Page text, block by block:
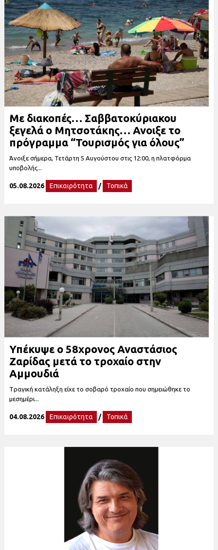
Με διακοπές… Σαββατοκύριακου
ξεγελά ο Μητσοτάκης… Ανοιξε το
πρόγραμμα “Τουρισμός για όλους”
Άνοιξε σήμερα, Τετάρτη 5 Αυγούστου στις 12:00, η πλατφόρμα
υποβολής...
05.08.2026 Επικαιρότητα / Τοπικά
Υπέκυψε ο 58χρονος Αναστάσιος
Ζαρίδας μετά το τροχαίο στην
Αμμουδιά
Tραγική κατάληξη είχε το σοβαρό τροχαίο που σημειώθηκε το
μεσημέρι...
04.08.2026 Επικαιρότητα / Τοπικά